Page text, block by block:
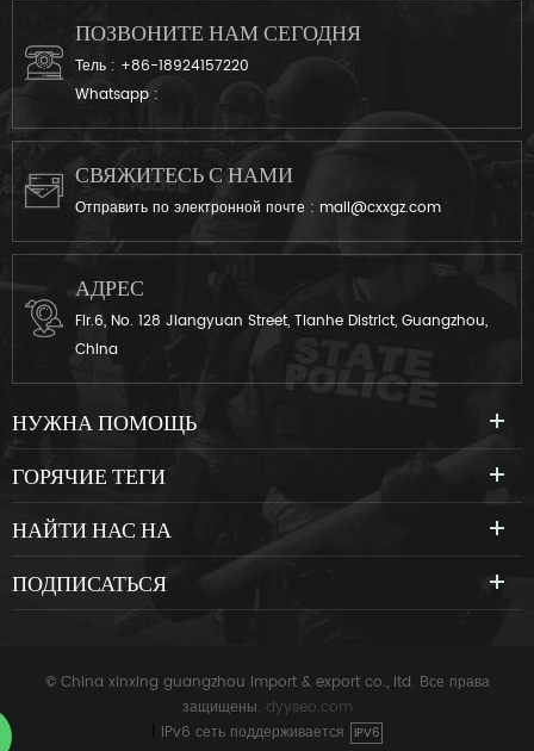
ПОЗВОНИТЕ НАМ СЕГОДНЯ
Тель : +86-18924157220
Whatsapp :
СВЯЖИТЕСЬ С НАМИ
Отправить по электронной почте : mail@cxxgz.com
АДРЕС
Flr.6, No. 128 Jiangyuan Street, Tianhe District, Guangzhou,
China
НУЖНА ПОМОЩЬ
ГОРЯЧИЕ ТЕГИ
НАЙТИ НАС НА
ПОДПИСАТЬСЯ
© China xinxing guangzhou import & export co., ltd. Все права
защищены. dyyseo.com
IPv6 сеть поддерживается IPV6